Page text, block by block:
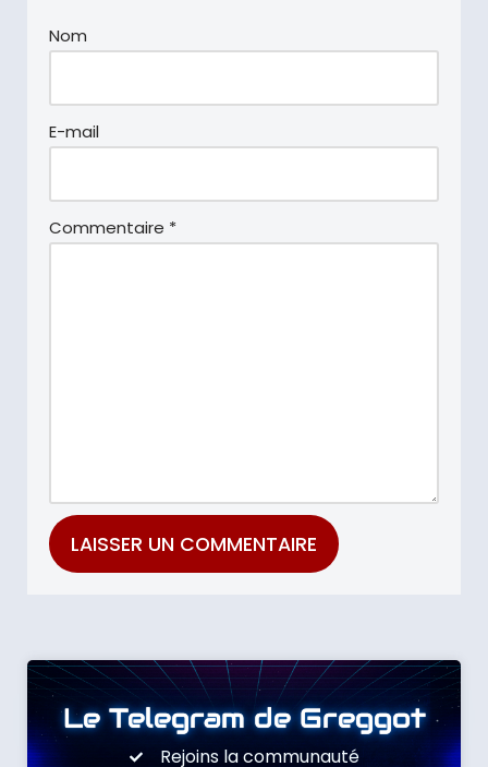
Nom
E-mail
Commentaire *
Le Telegram de Greggot
Rejoins la communauté